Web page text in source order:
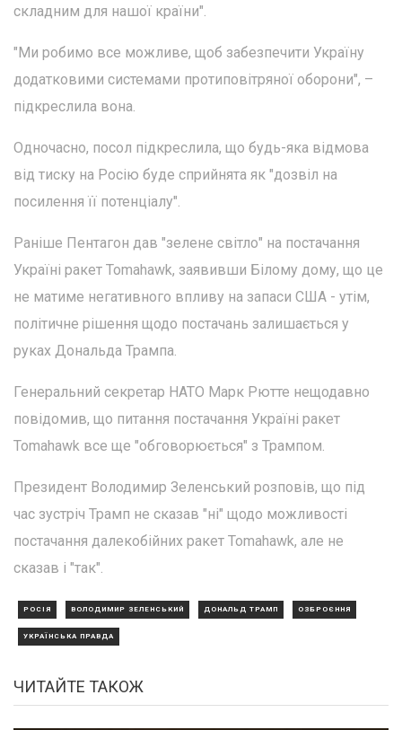
складним для нашої країни".
"Ми робимо все можливе, щоб забезпечити Україну
додатковими системами протиповітряної оборони", –
підкреслила вона.
Одночасно, посол підкреслила, що будь-яка відмова
від тиску на Росію буде сприйнята як "дозвіл на
посилення її потенціалу".
Раніше Пентагон дав "зелене світло" на постачання
Україні ракет Tomahawk, заявивши Білому дому, що це
не матиме негативного впливу на запаси США - утім,
політичне рішення щодо постачань залишається у
руках Дональда Трампа.
Генеральний секретар НАТО Марк Рютте нещодавно
повідомив, що питання постачання Україні ракет
Tomahawk все ще "обговорюється" з Трампом.
Президент Володимир Зеленський розповів, що під
час зустріч Трамп не сказав "ні" щодо можливості
постачання далекобійних ракет Tomahawk, але не
сказав і "так".
РОСІЯ ВОЛОДИМИР ЗЕЛЕНСЬКИЙ ДОНАЛЬД ТРАМП ОЗБРОЄННЯ
УКРАЇНСЬКА ПРАВДА
ЧИТАЙТЕ ТАКОЖ